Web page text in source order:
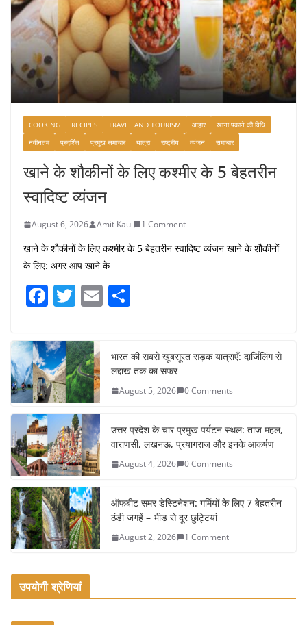
COOKING RECIPES TRAVEL AND TOURISM आहार
खाना पकाने की विधि
नवीनतम
प्रदर्शित प्रमुख समाचार यात्रा राष्ट्रीय व्यंजन समाचार
खाने के शौकीनों के लिए कश्मीर के 5 बेहतरीन
स्वादिष्ट व्यंजन
August 6, 2026 Amit Kaul 1 Comment
खाने के शौकीनों के लिए कश्मीर के 5 बेहतरीन स्वादिष्ट व्यंजन खाने के शौकीनों
के लिए: अगर आप खाने के
F
c
e
b
o
o
k
T
itt
er
E
e
भारत की सबसे खूबसूरत सड़क यात्राएँ: दार्जिलिंग से
लद्दाख तक का सफर
August 5, 2026 0 Comments
उत्तर प्रदेश के चार प्रमुख पर्यटन स्थल: ताज महल,
वाराणसी, लखनऊ, प्रयागराज और इनके आकर्षण
August 4, 2026 0 Comments
ऑफबीट समर डेस्टिनेशन: गर्मियों के लिए 7 बेहतरीन
ठंडी जगहें – भीड़ से दूर छुट्टियां
August 2, 2026 1 Comment
उपयोगी श्रेणियां